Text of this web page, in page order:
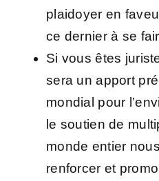
plaidoyer en
ce dernier à se
Si vous êtes
sera un apport
mondial pour
le soutien de
monde entier
renforcer et